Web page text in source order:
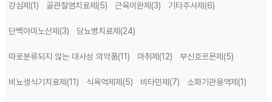
강심제 (1) 골관절염치료제 (5) 근육이완제 (3) 기타주사제 (6)
단백아미노산제 (3) 당뇨병치료제 (24)
따로분류되지 않는 대사성 의약품(11) 마취제 (12) 부신호르몬제 (5)
비뇨생식기치료제 (11) 식욕억제제 (5) 비타민제 (7) 소화기관용액제 (1)